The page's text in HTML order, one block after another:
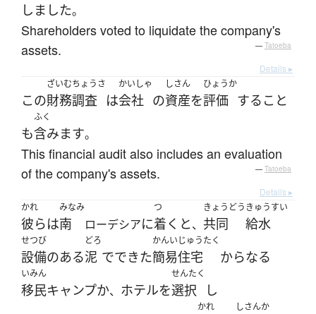
しました。
Shareholders voted to liquidate the company's
assets.
— Tatoeba
Details ▸
この
ざいむ
財務
ちょうさ
調査 は
かいしゃ
会社 の
しさん
資産を
ひょうか
評価 する こと
も
ふく
含みます。
This financial audit also includes an evaluation
of the company's assets.
— Tatoeba
Details ▸
かれ
彼らは
みなみ
南 ローデシアに
つ
着く と、
きょうどう
共同
きゅうすい
給水
せつび
設備のある
どろ
泥 でできた
かんいじゅうたく
簡易住宅 からなる
いみん
移民キャンプか、 ホテルを
せんたく
選択
し
かれ しさんか